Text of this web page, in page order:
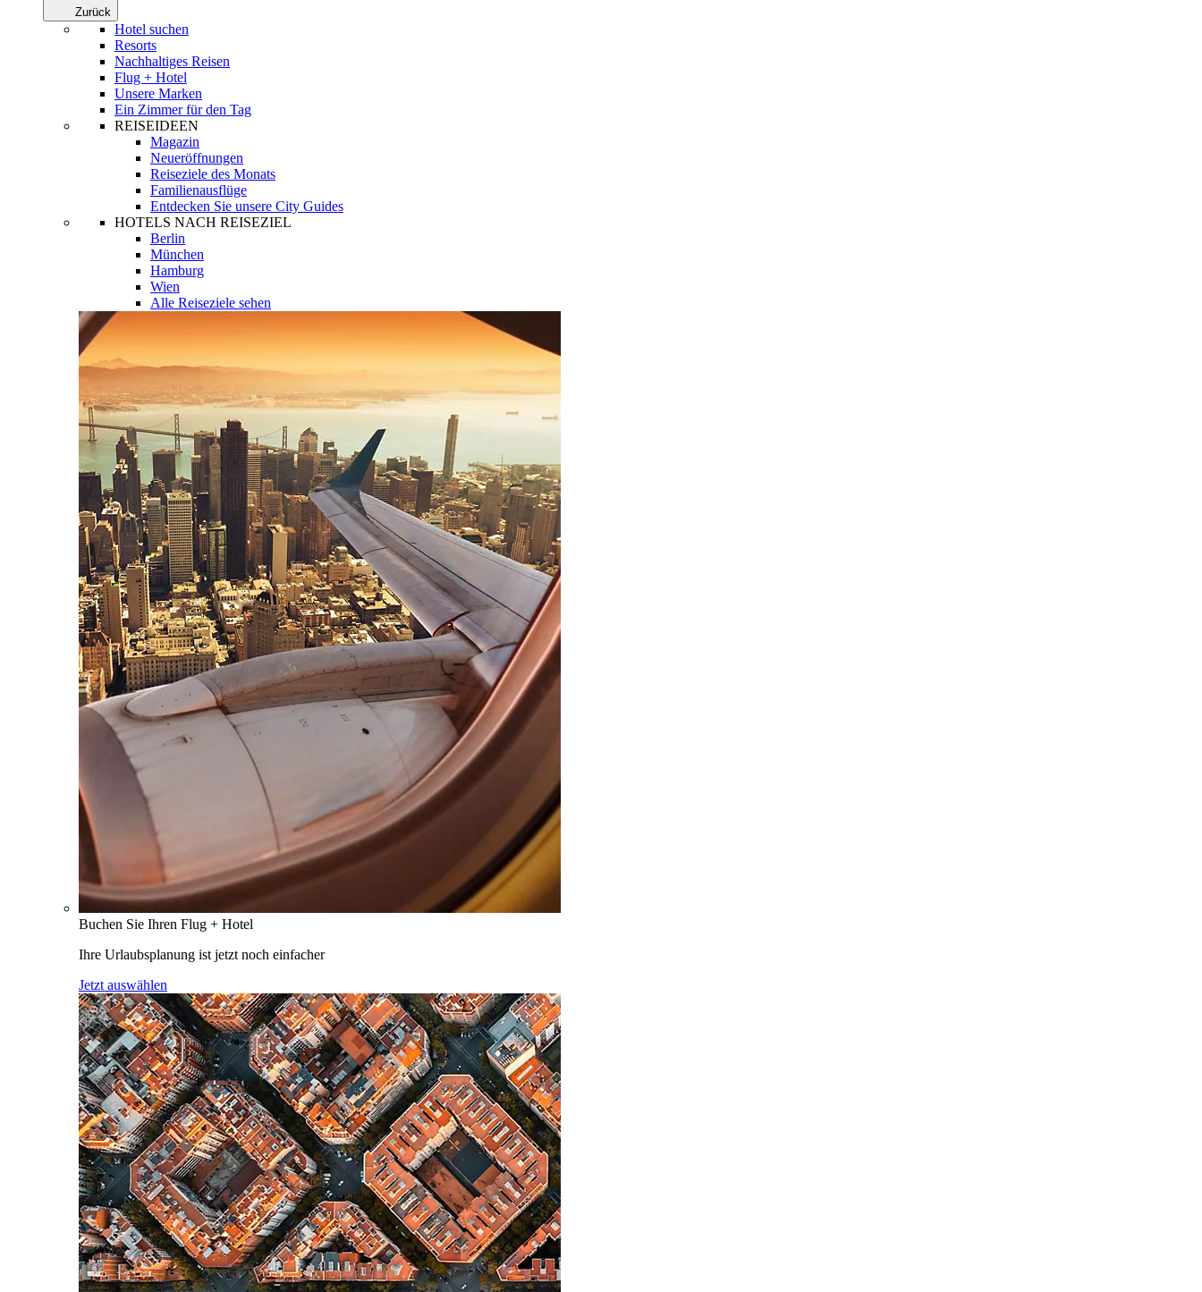
Zurück
Hotel suchen
Resorts
Nachhaltiges Reisen
Flug + Hotel
Unsere Marken
Ein Zimmer für den Tag
REISEIDEEN
Magazin
Neueröffnungen
Reiseziele des Monats
Familienausflüge
Entdecken Sie unsere City Guides
HOTELS NACH REISEZIEL
Berlin
München
Hamburg
Wien
Alle Reiseziele sehen
Buchen Sie Ihren Flug + Hotel
Ihre Urlaubsplanung ist jetzt noch einfacher
Jetzt auswählen